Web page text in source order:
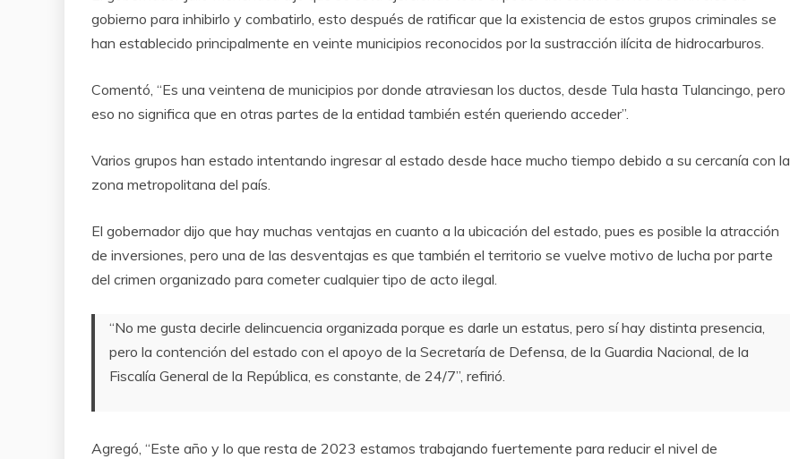
gobierno para inhibirlo y combatirlo, esto después de ratificar que la existencia de estos grupos criminales se
han establecido principalmente en veinte municipios reconocidos por la sustracción ilícita de hidrocarburos.
Comentó, “Es una veintena de municipios por donde atraviesan los ductos, desde Tula hasta Tulancingo, pero
eso no significa que en otras partes de la entidad también estén queriendo acceder”.
Varios grupos han estado intentando ingresar al estado desde hace mucho tiempo debido a su cercanía con la
zona metropolitana del país.
El gobernador dijo que hay muchas ventajas en cuanto a la ubicación del estado, pues es posible la atracción
de inversiones, pero una de las desventajas es que también el territorio se vuelve motivo de lucha por parte
del crimen organizado para cometer cualquier tipo de acto ilegal.
“No me gusta decirle delincuencia organizada porque es darle un estatus, pero sí hay distinta presencia,
pero la contención del estado con el apoyo de la Secretaría de Defensa, de la Guardia Nacional, de la
Fiscalía General de la República, es constante, de 24/7”, refirió.
Agregó, “Este año y lo que resta de 2023 estamos trabajando fuertemente para reducir el nivel de